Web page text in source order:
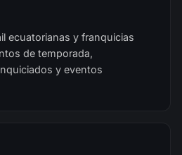
ecuatorianas y franquicias
de temporada,
y eventos